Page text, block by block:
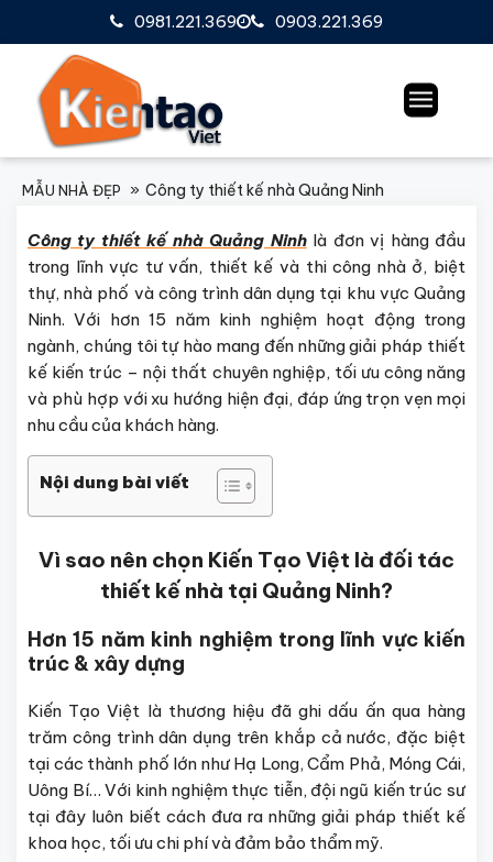
0903.221.369
0981.221.369
MẪU NHÀ ĐẸP Công ty thiết kế nhà Quảng Ninh
Công ty thiết kế nhà Quảng Ninhlà đơn vị hàng đầu
trong lĩnh vực tư vấn, thiết kế và thi công nhà ở, biệt
thự, nhà phố và công trình dân dụng tại khu vực Quảng
Ninh. Với hơn 15 năm kinh nghiệm hoạt động trong
ngành, chúng tôi tự hào mang đến những giải pháp thiết
kế kiến trúc – nội thất chuyên nghiệp, tối ưu công năng
và phù hợp với xu hướng hiện đại, đáp ứng trọn vẹn mọi
nhu cầu của khách hàng.
Nội dung bài viết
Vì sao nên chọn Kiến Tạo Việt là đối tác
thiết kế nhà tại Quảng Ninh?
Hơn 15 năm kinh nghiệm trong lĩnh vực kiến
trúc & xây dựng
Kiến Tạo Việt là thương hiệu đã ghi dấu ấn qua hàng
trăm công trình dân dụng trên khắp cả nước, đặc biệt
tại các thành phố lớn như Hạ Long, Cẩm Phả, Móng Cái,
Uông Bí… Với kinh nghiệm thực tiễn, đội ngũ kiến trúc sư
tại đây luôn biết cách đưa ra những giải pháp thiết kế
khoa học, tối ưu chi phí và đảm bảo thẩm mỹ.